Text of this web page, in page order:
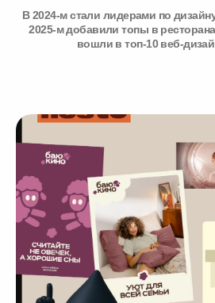
В 2024-м стали лидерами по
2025-м добавили топы в
вошли в топ-10 веб-